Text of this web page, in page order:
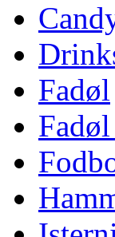
Fadøl